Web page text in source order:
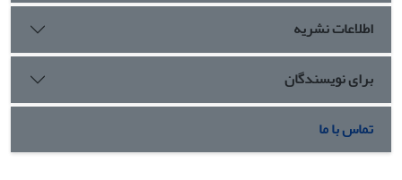
اطلاعات نشریه
برای نویسندگان
تماس با ما